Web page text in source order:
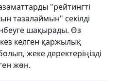
"рейтингті
тазалаймын" секілді
шақырады. Өз
келген қаржылық
жеке деректеріңізді
жөн.